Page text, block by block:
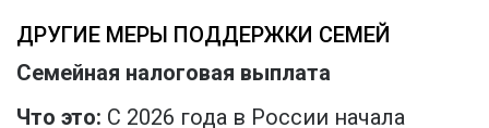
ДРУГИЕ МЕРЫ ПОДДЕРЖКИ СЕМЕЙ
Семейная налоговая выплата
Что это: С 2026 года в России начала